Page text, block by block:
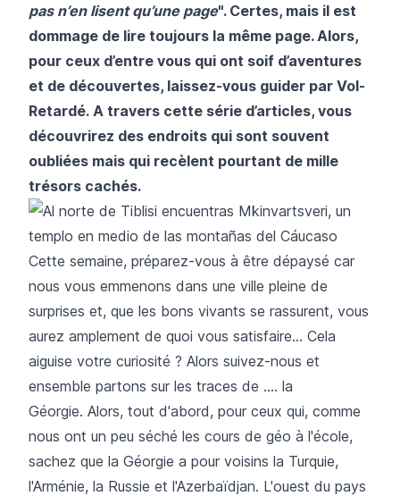
pas n’en lisent qu’une page". Certes, mais il est
dommage de lire toujours la même page. Alors,
pour ceux d’entre vous qui ont soif d’aventures
et de découvertes, laissez-vous guider par Vol-
Retardé. A travers cette série d’articles, vous
découvrirez des endroits qui sont souvent
oubliées mais qui recèlent pourtant de mille
trésors cachés.
Cette semaine, préparez-vous à être dépaysé car
nous vous emmenons dans une ville pleine de
surprises et, que les bons vivants se rassurent, vous
aurez amplement de quoi vous satisfaire... Cela
aiguise votre curiosité ? Alors suivez-nous et
ensemble partons sur les traces de .... la
Géorgie. Alors, tout d'abord, pour ceux qui, comme
nous ont un peu séché les cours de géo à l'école,
sachez que la Géorgie a pour voisins la Turquie,
l'Arménie, la Russie et l'Azerbaïdjan. L'ouest du pays